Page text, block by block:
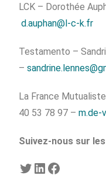
LCK – Dorothée
d.auphan@l-c-k.fr
Testamento –
–
La France
40 53 78 97 –m.de-
Suivez-nous sur